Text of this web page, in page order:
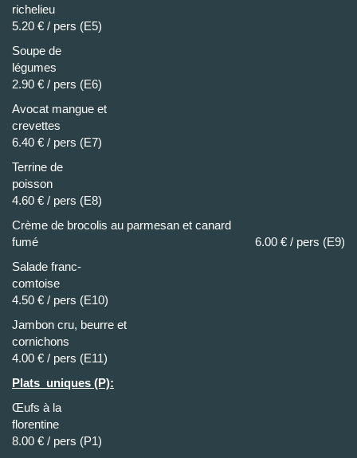
5.20 € / pers (E5)
Soupe de
2.90 € / pers (E6)
Avocat mangue et
6.40 € / pers (E7)
Terrine de
4.60 € / pers (E8)
Crème de brocolis au parmesan et canard
fumé 6.00 € / pers (E9)
Salade franc-
4.50 € / pers (E10)
Jambon cru, beurre et
cornichons
4.00 € / pers (E11)
Plats uniques (P):
Œufs à la
8.00 € / pers (P1)